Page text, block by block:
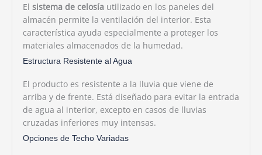
El sistema de celosíautilizado en los paneles del
almacén permite la ventilación del interior. Esta
característica ayuda especialmente a proteger los
materiales almacenados de la humedad.
Estructura Resistente al Agua
El producto es resistente a la lluvia que viene de
arriba y de frente. Está diseñado para evitar la entrada
de agua al interior, excepto en casos de lluvias
cruzadas inferiores muy intensas.
Opciones de Techo Variadas